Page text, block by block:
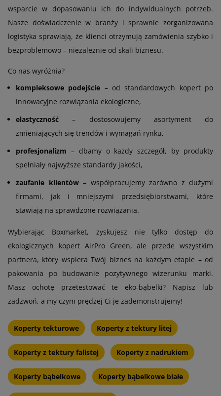
wsparcie w dopasowaniu ich do indywidualnych potrzeb.
Nasze doświadczenie w branży i sprawnie zorganizowana
logistyka sprawiają, że klienci otrzymują zamówienia szybko i
bezproblemowo – niezależnie od skali biznesu.
Co nas wyróżnia?
kompleksowe podejście – od standardowych kopert po
innowacyjne rozwiązania ekologiczne,
elastyczność – dostosowujemy asortyment do
zmieniających się trendów i wymagań rynku,
profesjonalizm – dbamy o każdy szczegół, by produkty
spełniały najwyższe standardy jakości,
zaufanie klientów– współpracujemy zarówno z dużymi
firmami, jak i mniejszymi przedsiębiorstwami, które
stawiają na sprawdzone rozwiązania.
Wybierając Boxmarket, zyskujesz nie tylko dostęp do
ekologicznych kopert AirPro Green, ale przede wszystkim
partnera, który wspiera Twój biznes na każdym etapie – od
pakowania po budowanie pozytywnego wizerunku marki.
Masz ochotę przetestować te eko-bąbelki? Napisz lub
zadzwoń, a my czym prędzej Ci je zademonstrujemy!
Koperty tekturowe Koperty z tektury litej
Koperty z tektury falistej Koperty z nadrukiem
Koperty bąbelkowe Koperty bąbelkowe białe